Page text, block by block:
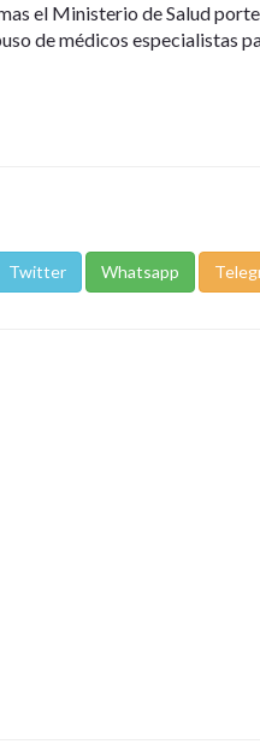
el Ministerio de Salud
de médicos especialistas
Twitter Whatsapp